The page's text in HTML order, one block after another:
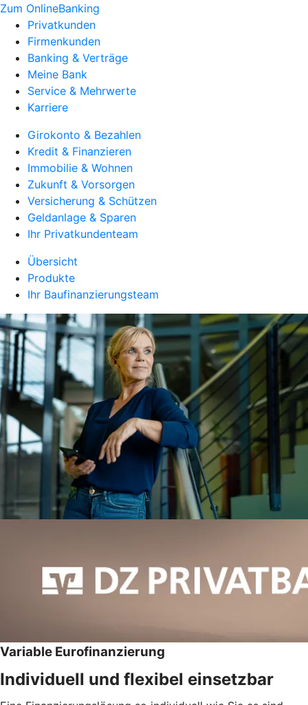
Zum OnlineBanking
Privatkunden
Firmenkunden
Banking & Verträge
Meine Bank
Service & Mehrwerte
Karriere
Girokonto & Bezahlen
Kredit & Finanzieren
Immobilie & Wohnen
Zukunft & Vorsorgen
Versicherung & Schützen
Geldanlage & Sparen
Ihr Privatkundenteam
Übersicht
Produkte
Ihr Baufinanzierungsteam
Variable Eurofinanzierung
Individuell und flexibel einsetzbar